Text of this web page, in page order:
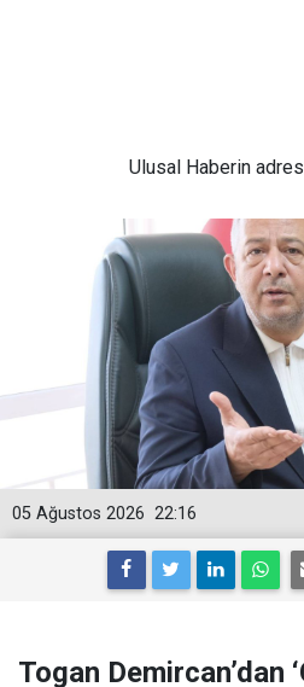
Ulusal Haberin
22:16
05 Ağustos 2026
Togan Demircan’dan